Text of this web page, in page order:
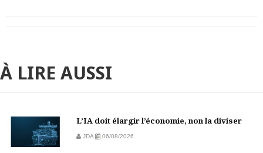
À LIRE AUSSI
L’IA doit élargir l’économie, non la diviser
JDA 06/08/2026